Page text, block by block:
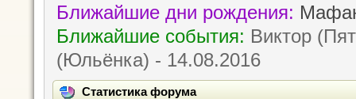
Ближайшие дни рождения:
Ближайшие события: Виктор
(Юльёнка) - 14.08.2016
Статистика форума